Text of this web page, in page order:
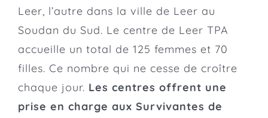
Leer, l’autre dans la ville de Leer au
Soudan du Sud. Le centre de Leer TPA
accueille un total de 125 femmes et 70
filles. Ce nombre qui ne cesse de croître
chaque jour. Les centres offrent une
prise en charge aux Survivantes de